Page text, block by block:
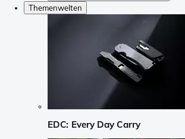
Themenwelten
EDC: Every Day Carry